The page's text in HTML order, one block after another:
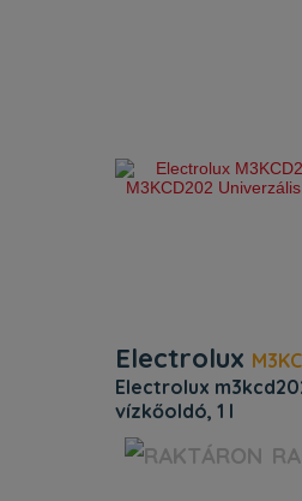
Electrolux
electrolux m3kcd202 univerzális
vízkőoldó, 1 l
Beépítés. Magasság
Szélesség (mm) : 78.